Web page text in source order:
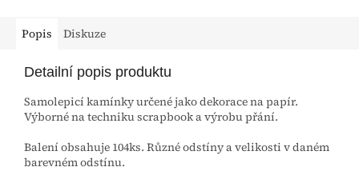
Popis Diskuze
Detailní popis produktu
Samolepicí kamínky určené jako dekorace na papír.
Výborné na techniku scrapbook a výrobu přání.
Balení obsahuje 104ks. Různé odstíny a velikosti v daném
barevném odstínu.